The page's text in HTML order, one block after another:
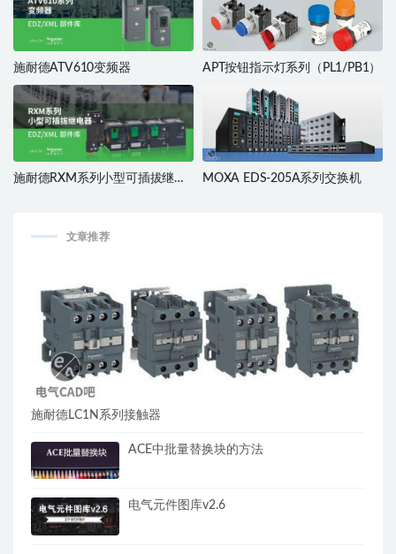
施耐德ATV610变频器 APT按钮指示灯系列（PL1/PB1）
施耐德RXM系列小型可插拔继电
MOXA EDS-205A系列交换机
文章推荐
施耐德LC1N系列接触器
ACE中批量替换块的方法
电气元件图库v2.6